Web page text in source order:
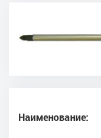
Наименование: